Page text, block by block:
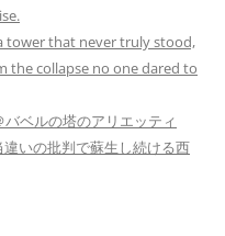
tower that never truly stood,
the collapse no one dared to
バベルの塔のアリエッティ
いの批判で蘇生し続ける西